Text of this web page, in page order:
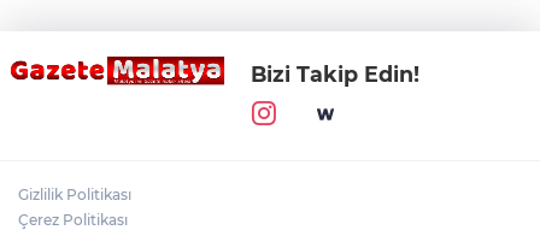
Bizi Takip Edin!
Gizlilik Politikası
Çerez Politikası